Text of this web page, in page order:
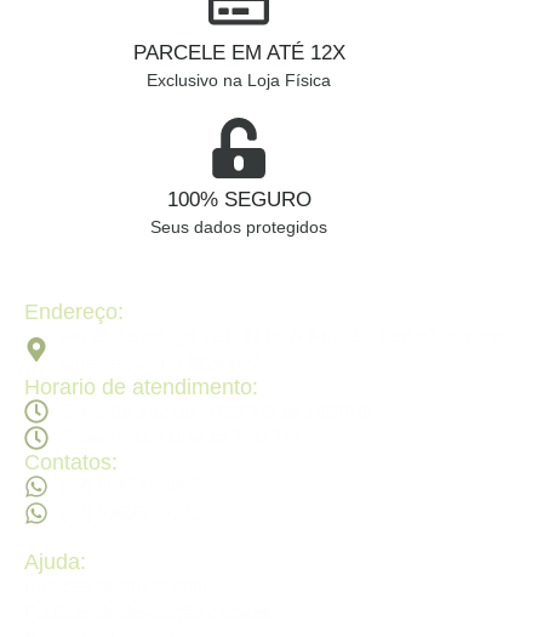
PARCELE EM ATÉ 12X
Exclusivo na Loja Física
100% SEGURO
Seus dados protegidos
Endereço:
Horario de atendimento:
Contatos:
Ajuda: